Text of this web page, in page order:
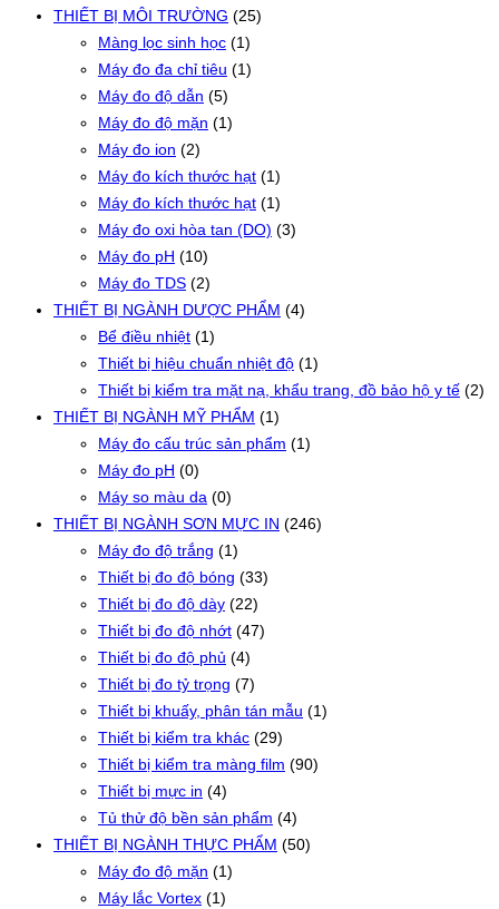
THIẾT BỊ MÔI TRƯỜNG (25)
Màng lọc sinh học (1)
Máy đo đa chỉ tiêu (1)
Máy đo độ dẫn (5)
Máy đo độ mặn (1)
Máy đo ion (2)
Máy đo kích thước hạt (1)
Máy đo kích thước hạt (1)
Máy đo oxi hòa tan (DO) (3)
Máy đo pH (10)
Máy đo TDS (2)
THIẾT BỊ NGÀNH DƯỢC PHẨM (4)
Bể điều nhiệt (1)
Thiết bị hiệu chuẩn nhiệt độ (1)
Thiết bị kiểm tra mặt nạ, khẩu trang, đồ bảo hộ y tế (2)
THIẾT BỊ NGÀNH MỸ PHẨM (1)
Máy đo cấu trúc sản phẩm (1)
Máy đo pH (0)
Máy so màu da (0)
THIẾT BỊ NGÀNH SƠN MỰC IN (246)
Máy đo độ trắng (1)
Thiết bị đo độ bóng (33)
Thiết bị đo độ dày (22)
Thiết bị đo độ nhớt (47)
Thiết bị đo độ phủ (4)
Thiết bị đo tỷ trọng (7)
Thiết bị khuấy, phân tán mẫu (1)
Thiết bị kiểm tra khác (29)
Thiết bị kiểm tra màng film (90)
Thiết bị mực in (4)
Tủ thử độ bền sản phẩm (4)
THIẾT BỊ NGÀNH THỰC PHẨM (50)
Máy đo độ mặn (1)
Máy lắc Vortex (1)